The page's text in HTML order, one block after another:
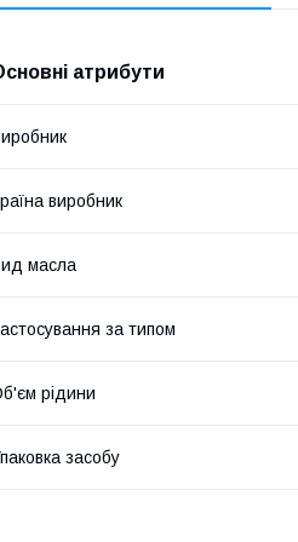
атрибути
виробник
масла
за типом
рідини
засобу